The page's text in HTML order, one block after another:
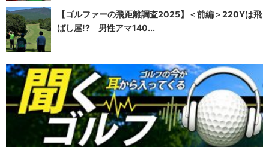
【ゴルファーの飛距離調査2025】＜前編＞220Yは飛
ばし屋!? 男性アマ140...